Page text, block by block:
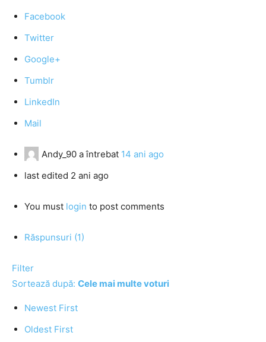
Facebook
Twitter
Google+
Tumblr
LinkedIn
Mail
Andy_90 a întrebat 14 ani ago
last edited 2 ani ago
You must login to post comments
Răspunsuri (1)
Filter
Sortează după: Cele mai multe voturi
Newest First
Oldest First